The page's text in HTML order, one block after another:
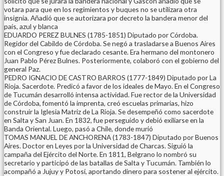
votara para que en los regimientos y buques no se utilizara otra
insignia. Añadió que se autorizara por decreto la bandera menor del
país, azul y blanca
EDUARDO PEREZ BULNES (1785-1851) Diputado por Córdoba.
Regidor del Cabildo de Córdoba. Se negó a trasladarse a Buenos Aires
con el Congreso y fue declarado cesante. Era hermano del montonero
Juan Pablo Pérez Bulnes. Posteriormente, colaboró con el gobierno del
general Paz.
PEDRO IGNACIO DE CASTRO BARROS (1777-1849) Diputado por La
Rioja. Sacerdote. Predicó a favor de los ideales de Mayo. En el Congreso
de Tucumán desarrolló intensa actividad. Fue rector de la Universidad
de Córdoba, fomentó la imprenta, creó escuelas primarias, hizo
construir la Iglesia Matriz de La Rioja. Se desempeñó como sacerdote
en Salta y San Juan. En 1832, fue perseguido y debió exiliarse en la
Banda Oriental. Luego, pasó a Chile, donde murió
TOMAS MANUEL DE ANCHORENA (1783-1847) Diputado por Buenos
Aires. Doctor en Leyes por la Universidad de Charcas. Siguió la
campaña del Ejército del Norte. En 1811, Belgrano lo nombró su
secretario y participó de las batallas de Salta y Tucumán. También lo
acompañó a Jujuy y Potosí, aportando dinero para sostener al ejército.